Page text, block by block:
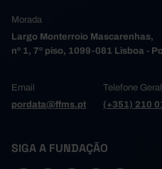
Morada
Largo Monterroio Mascarenhas,
nº 1, 7º piso, 1099-081 Lisboa -
Email
pordata@ffms.pt
Telefone Geral
(+351) 210
SIGA A FUNDAÇÃO